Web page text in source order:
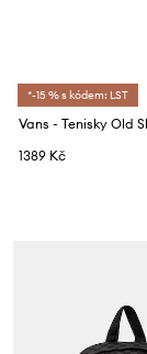
*-15 % s kódem: LST
Vans - Tenisky Old
1389 Kč